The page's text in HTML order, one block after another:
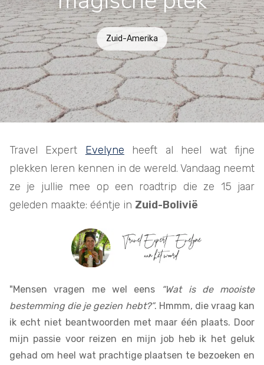
Zuid-Amerika
Travel Expert Evelyne heeft al heel wat fijne
plekken leren kennen in de wereld. Vandaag neemt
ze je jullie mee op een roadtrip die ze 15 jaar
geleden maakte: ééntje in Zuid-Bolivië
"Mensen vragen me wel eens
“Wat is de mooiste
bestemming die je gezien hebt?”. Hmmm, die vraag kan
ik echt niet beantwoorden met maar één plaats. Door
mijn passie voor reizen en mijn job heb ik het geluk
gehad om heel wat prachtige plaatsen te bezoeken en